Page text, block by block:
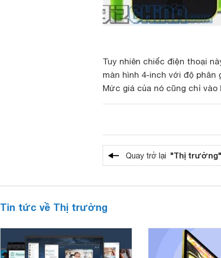
Tuy nhiên chiếc điện thoại
màn hình 4-inch với độ phân
Mức giá của nó cũng chỉ vào
Quay trở lại "Thị trường"
Tin tức về Thị trường